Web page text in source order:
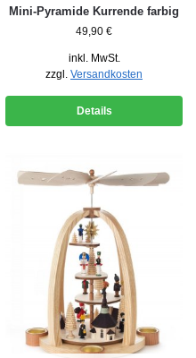
Mini-Pyramide Kurrende farbig
49,90 €
inkl. MwSt.
zzgl. Versandkosten
Details